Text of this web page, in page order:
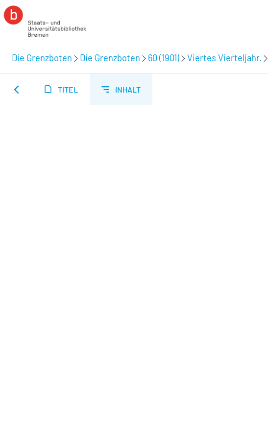
Die Grenzboten Die Grenzboten 60 (1901) Viertes Vierteljahr.
TITEL INHALT